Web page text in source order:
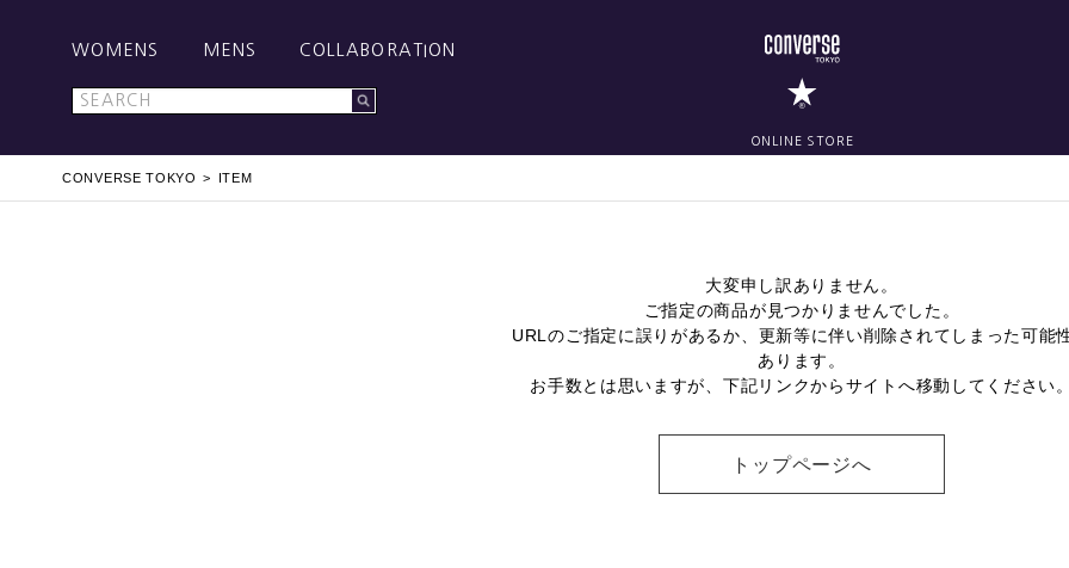
WOMENS MENS COLLABORATION
ONLINE STORE
CONVERSE TOKYO ITEM
大変申し訳ありません。
ご指定の商品が見つかりませんでした。
URLのご指定に誤りがあるか、更新等に伴い削除されてしまった可能
あります。
お手数とは思いますが、下記リンクからサイトへ移動してください。
トップページへ